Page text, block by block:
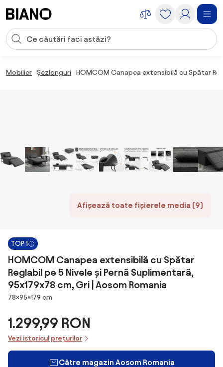
Introducerea căutării
Mobilier Șezlonguri HOMCOM Canapea extensibilă cu Spătar
Afișează toate fișierele media (9)
TOP 1
HOMCOM Canapea extensibilă cu Spătar
Reglabil pe 5 Nivele și Pernă Suplimentară,
95x179x78 cm, Gri | Aosom Romania
Dimensiuni
78×95×179 cm
1.299,99 RON
Vezi istoricul prețurilor
Către magazin Aosom Romania